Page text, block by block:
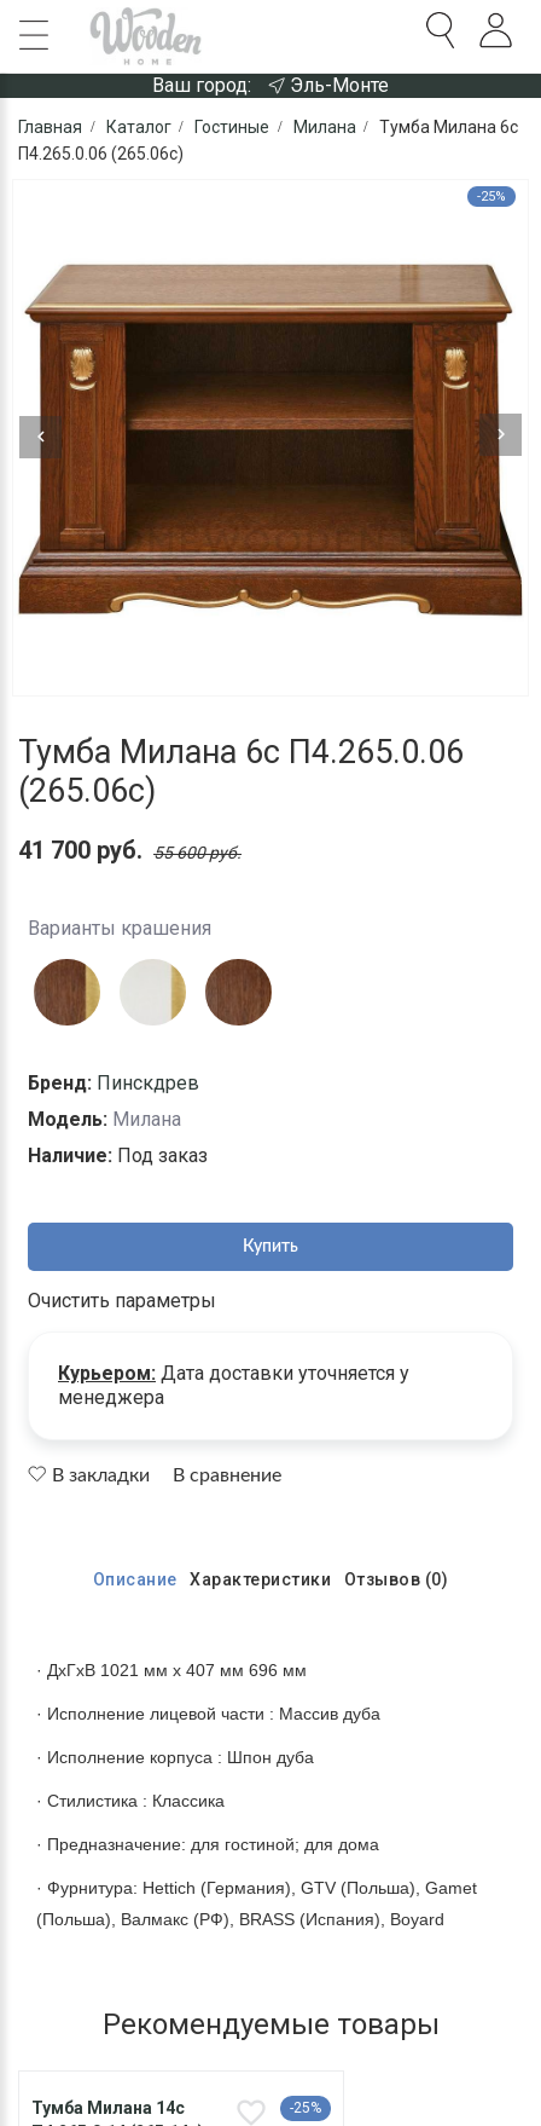
Ваш город: Эль-Монте
Главная Каталог Гостиные Милана
Тумба Милана 6с
П4.265.0.06 (265.06с)
-25%
Тумба Милана 6с П4.265.0.06
(265.06с)
41 700 руб. 55 600 руб.
Варианты крашения
Бренд: Пинскдрев
Модель: Милана
Наличие: Под заказ
Купить
Очистить параметры
Курьером: Дата доставки уточняется у
менеджера
В закладки В сравнение
Описание Характеристики Отзывов (0)
· ДхГхВ 1021 мм х 407 мм 696 мм
· Исполнение лицевой части : Массив дуба
· Исполнение корпуса : Шпон дуба
· Стилистика : Классика
· Предназначение: для гостиной; для дома
· Фурнитура: Hettich (Германия), GTV (Польша), Gamet
(Польша), Валмакс (РФ), BRASS (Испания), Boyard
Рекомендуемые товары
Тумба Милана 14с
-25%